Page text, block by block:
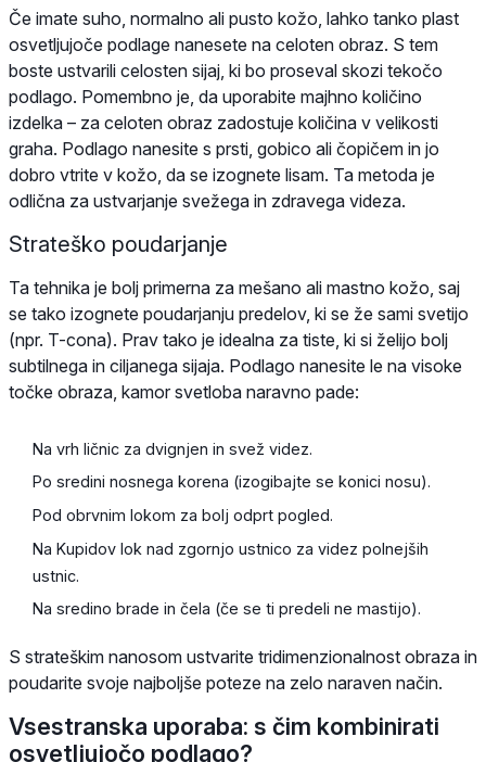
Če imate suho, normalno ali pusto kožo, lahko tanko plast
osvetljujoče podlage nanesete na celoten obraz. S tem
boste ustvarili celosten sijaj, ki bo proseval skozi tekočo
podlago. Pomembno je, da uporabite majhno količino
izdelka – za celoten obraz zadostuje količina v velikosti
graha. Podlago nanesite s prsti, gobico ali čopičem in jo
dobro vtrite v kožo, da se izognete lisam. Ta metoda je
odlična za ustvarjanje svežega in zdravega videza.
Strateško poudarjanje
Ta tehnika je bolj primerna za mešano ali mastno kožo, saj
se tako izognete poudarjanju predelov, ki se že sami svetijo
(npr. T-cona). Prav tako je idealna za tiste, ki si želijo bolj
subtilnega in ciljanega sijaja. Podlago nanesite le na visoke
točke obraza, kamor svetloba naravno pade:
Na vrh ličnic za dvignjen in svež videz.
Po sredini nosnega korena (izogibajte se konici nosu).
Pod obrvnim lokom za bolj odprt pogled.
Na Kupidov lok nad zgornjo ustnico za videz polnejših
ustnic.
Na sredino brade in čela (če se ti predeli ne mastijo).
S strateškim nanosom ustvarite tridimenzionalnost obraza in
poudarite svoje najboljše poteze na zelo naraven način.
Vsestranska uporaba: s čim kombinirati
osvetljujočo podlago?